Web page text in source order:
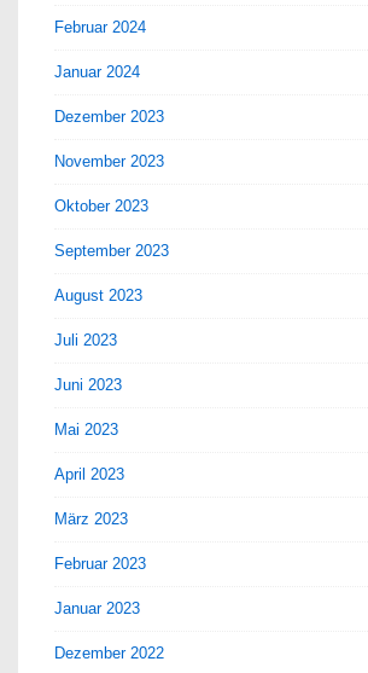
Februar 2024
Januar 2024
Dezember 2023
November 2023
Oktober 2023
September 2023
August 2023
Juli 2023
Juni 2023
Mai 2023
April 2023
März 2023
Februar 2023
Januar 2023
Dezember 2022